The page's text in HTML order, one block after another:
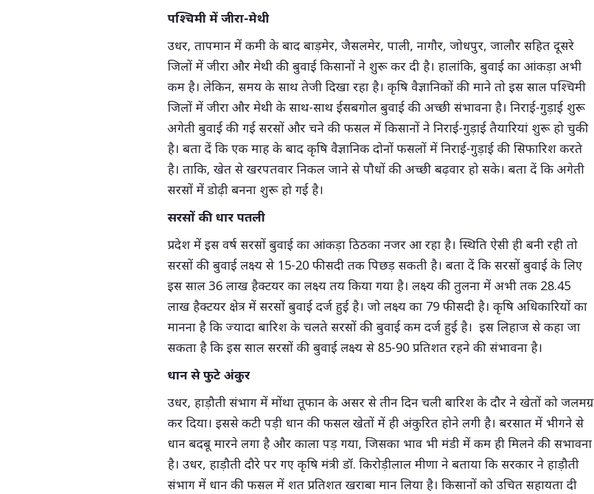
पश्चिमी में जीरा-मेथी
उधर, तापमान में कमी के बाद बाड़मेर, जैसलमेर, पाली, नागौर, जोधपुर, जालौर सहित दूसरे
जिलों में जीरा और मेथी की बुवाई किसानों ने शुरू कर दी है। हालांकि, बुवाई का आंकड़ा अभी
कम है। लेकिन, समय के साथ तेजी दिखा रहा है। कृषि वैज्ञानिकों की माने तो इस साल पश्चिमी
जिलों में जीरा और मेथी के साथ-साथ ईसबगोल बुवाई की अच्छी संभावना है। निराई-गुड़ाई शुरू
अगेती बुवाई की गई सरसों और चने की फसल में किसानों ने निराई-गुड़ाई तैयारियां शुरू हो चुकी
है। बता दें कि एक माह के बाद कृषि वैज्ञानिक दोनों फसलों में निराई-गुड़ाई की सिफारिश करते
है। ताकि, खेत से खरपतवार निकल जाने से पौधों की अच्छी बढ़वार हो सके। बता दें कि अगेती
सरसों में डोढ़ी बनना शुरू हो गई है।
सरसों की धार पतली
प्रदेश में इस वर्ष सरसों बुवाई का आंकड़ा ठिठका नजर आ रहा है। स्थिति ऐसी ही बनी रही तो
सरसों की बुवाई लक्ष्य से 15-20 फीसदी तक पिछड़ सकती है। बता दें कि सरसों बुवाई के लिए
इस साल 36 लाख हैक्टयर का लक्ष्य तय किया गया है। लक्ष्य की तुलना में अभी तक 28.45
लाख हैक्टयर क्षेत्र में सरसों बुवाई दर्ज हुई है। जो लक्ष्य का 79 फीसदी है। कृषि अधिकारियों का
मानना है कि ज्यादा बारिश के चलते सरसों की बुवाई कम दर्ज हुई है। इस लिहाज से कहा जा
सकता है कि इस साल सरसों की बुवाई लक्ष्य से 85-90 प्रतिशत रहने की संभावना है।
धान से फुटे अंकुर
उधर, हाड़ौती संभाग में मोंथा तूफान के असर से तीन दिन चली बारिश के दौर ने खेतों को जलमग्र
कर दिया। इससे कटी पड़ी धान की फसल खेतों में ही अंकुरित होने लगी है। बरसात में भीगने से
धान बदबू मारने लगा है और काला पड़ गया, जिसका भाव भी मंडी में कम ही मिलने की सभावना
है। उधर, हाड़ौती दौरे पर गए कृषि मंत्री डॉ. किरोड़ीलाल मीणा ने बताया कि सरकार ने हाड़ौती
संभाग में धान की फसल में शत प्रतिशत खराबा मान लिया है। किसानों को उचित सहायता दी